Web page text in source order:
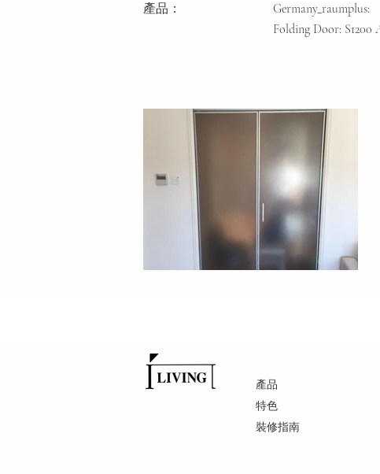
產品：
Germany_raumplus:
Folding Door: S1200
產品
特色
裝修指南